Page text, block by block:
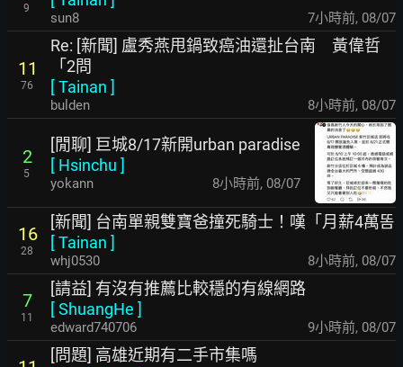
9
sun8 7小時前, 08/07
11
76
Re: [新聞] 盧秀燕甩鍋致癌油還扯台南 黃偉哲
「2問
[Tainan ]
bulden 8小時前, 08/07
2
5
[閒聊] 巨城8/17新開urban paradise
[ Hsinchu ]
yokann 8小時前, 08/07
16
28
[新聞] 台南單親雙寶爸撞死騎士！嘆「月薪4萬똠
[Tainan ]
whj0530 8小時前, 08/07
7
11
[請益] 有沒有推薦比較穩的有線網路
[ShuangHe ]
edward740706 9小時前, 08/07
[問題] 高雄近期有二手市集嗎